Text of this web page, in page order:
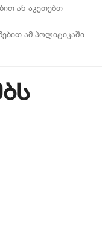
ან აკეთებთ
ამ პოლიტიკაში